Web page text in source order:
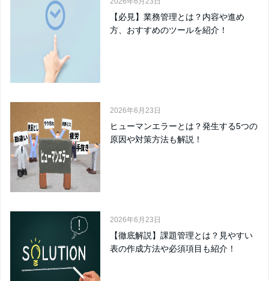
【必見】業務管理とは？内容や進め
方、おすすめのツールを紹介！
2026年6月23日
ヒューマンエラーとは？発生する5つの
原因や対策方法も解説！
2026年6月23日
【徹底解説】課題管理とは？見やすい
表の作成方法や必須項目も紹介！